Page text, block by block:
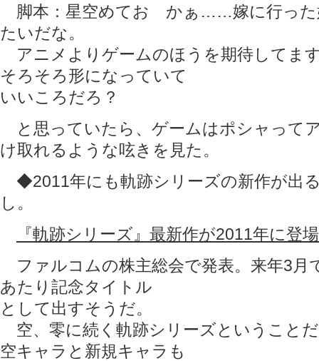
脚本：星空めてお かぁ……嫁に行った
たいだな。
アニメよりゲームのほうを期待してま
そろそろ形になっていて
いいころだろ？
と思っていたら、ゲームはポシャって
け取れるような呟きを見た。
◆2011年にも軌跡シリーズの新作が出
し。
『軌跡シリーズ』最新作が2011年に登
ファルコムの株主総会で発表。来年3月
あたり記念タイトル
として出すそうだ。
空、零に続く軌跡シリーズということ
空キャラと新規キャラも